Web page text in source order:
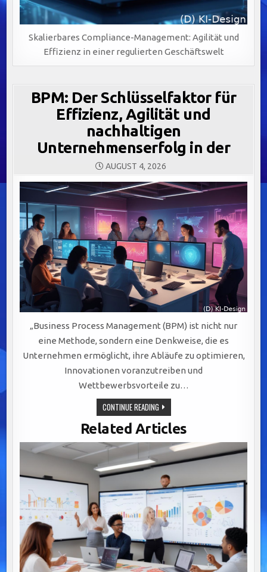
Skalierbares Compliance-Management: Agilität und
Effizienz in einer regulierten Geschäftswelt
BPM: Der Schlüsselfaktor für
Effizienz, Agilität und
nachhaltigen
Unternehmenserfolg in der
AUGUST 4, 2026
„Business Process Management (BPM) ist nicht nur
eine Methode, sondern eine Denkweise, die es
Unternehmen ermöglicht, ihre Abläufe zu optimieren,
Innovationen voranzutreiben und
Wettbewerbsvorteile zu…
CONTINUE READINGBPM:
DER
SCHLÜSSELFAKTOR
FÜR
EFFIZIENZ,
AGILITÄT
UND
NACHHALTIGEN
UNTERNEHMENSERFOLG
IN
DER
Related Articles